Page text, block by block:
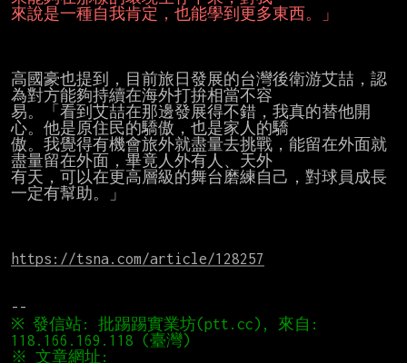
來說是一種自我肯定，也能學到更多東西。」
高國豪也提到，目前旅日發展的台灣後衛游艾喆，認
為對方能夠持續在海外打拚相當不容
易。「看到艾喆在那邊發展得不錯，我真的替他開
心。他是原住民的驕傲，也是家人的驕
傲。我覺得有機會旅外就盡量去挑戰，能留在外面就
盡量留在外面，畢竟人外有人、天外
有天，可以在更高層級的舞台磨練自己，對球員成長
一定有幫助。」
https://tsna.com/article/128257
※ 發信站: 批踢踢實業坊(ptt.cc), 來自: